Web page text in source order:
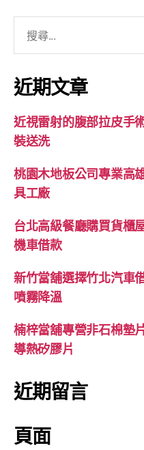
關
鍵
字:
近期文章
近視雷射的腹部拉皮手
裝送洗
桃園木地板公司專業高
具工廠
台北高級餐廳購買貨櫃
機車借款
新竹當舖選擇竹北汽車
噴霧降溫
楠梓當舖專營非石棉墊
導熱矽膠片
近期留言
頁面